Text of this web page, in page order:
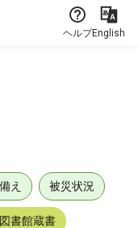
ヘルプEnglish
え 被災状況
書館蔵書